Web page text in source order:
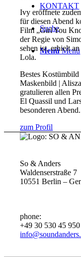
KONTAKT
Suche
Menü Menü
Ivy eröffnete
für diesen Abend
Film „Girl You
der Regie von
sehen ist, erhielt
Lola.
Bestes Kostümbild
Maskenbild |
gratulieren allen
El Quassil und
besonderen Abend.
zum Profil
So & Anders
Waldenserstraße 7
10551 Berlin –
phone:
+49 30 530 45 950